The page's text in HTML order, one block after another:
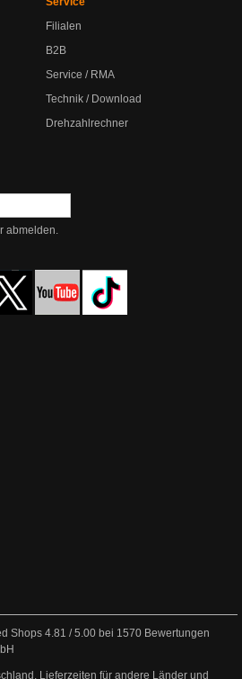
Filialen
B2B
Service / RMA
Technik / Download
Drehzahlrechner
abmelden.
Shops 4.81 /5.00 bei 1570 Bewertungen
Lieferzeiten für andere Länder und